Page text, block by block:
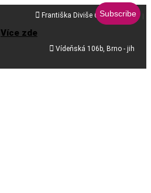
Více zde
 Františka Diviše 68, Praha 10
 Vídeňská 106b, Brno - jih